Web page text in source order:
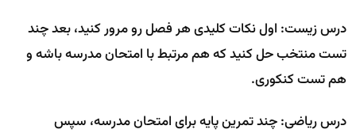
درس زیست: اول نکات کلیدی هر فصل رو مرور کنید، بعد چند
تست منتخب حل کنید که هم مرتبط با امتحان مدرسه باشه و
هم تست کنکوری.
درس ریاضی: چند تمرین پایه برای امتحان مدرسه، سپس